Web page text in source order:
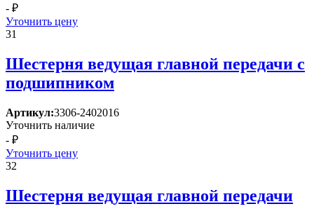
- ₽
Уточнить цену
31
Шестерня ведущая главной передачи с
подшипником
Артикул:3306-2402016
Уточнить наличие
- ₽
Уточнить цену
32
Шестерня ведущая главной передачи